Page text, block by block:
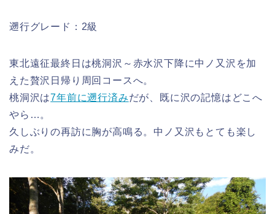
遡行グレード：2級
東北遠征最終日は桃洞沢～赤水沢下降に中ノ又沢を加
えた贅沢日帰り周回コースへ。
桃洞沢は7年前に遡行済みだが、既に沢の記憶はどこへ
やら…。
久しぶりの再訪に胸が高鳴る。中ノ又沢もとても楽し
みだ。